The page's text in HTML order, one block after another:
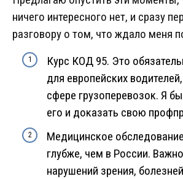
ничего интересного нет, и сразу
разговору о том, что ждало меня
Курс КОД 95. Это
для европейских
сфере грузоперевозок. Я
его и доказать свою
Медицинское
глубже, чем в России.
нарушений зрения,